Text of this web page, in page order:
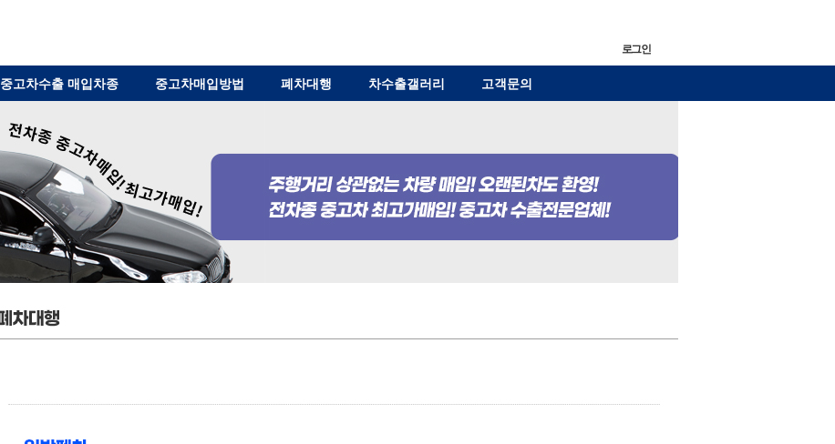
로그인
중고차수출 매입차종 중고차매입방법 폐차대행 차수출갤러리 고객문의